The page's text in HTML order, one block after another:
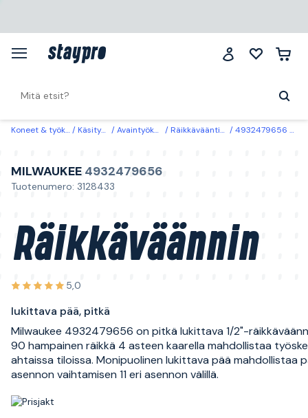
Koneet & työkalut Käsityökalut Avaintyökalut & hylsyt Räikkävääntimet & momenttiavaimet 4932479656 Milwaukee Räikkäväännin lukittava pää, pitkä 1/2"
MILWAUKEE 4932479656
Tuotenumero: 3128433
Räikkäväännin
5,0
lukittava pää, pitkä
Milwaukee 4932479656 on pitkä lukittava 1/2"-
90 hampainen räikkä 4 asteen kaarella mahdollistaa
ahtaissa tiloissa. Monipuolinen lukittava pää mahdollistaa
asennon vaihtamisen 11 eri asennon välillä.